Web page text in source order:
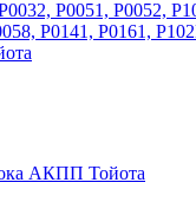
P0051, P0052,
P0141, P0161,
АКПП Тойота